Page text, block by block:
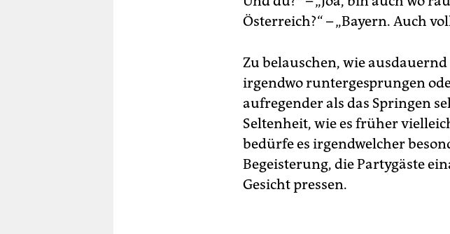
Österreich?“ – „Bayern. Auch
Zu belauschen, wie
irgendwo runtergesprungen
aufregender als das Springen
Seltenheit, wie es früher
bedürfe es irgendwelcher
Begeisterung, die Partygäste
Gesicht pressen.